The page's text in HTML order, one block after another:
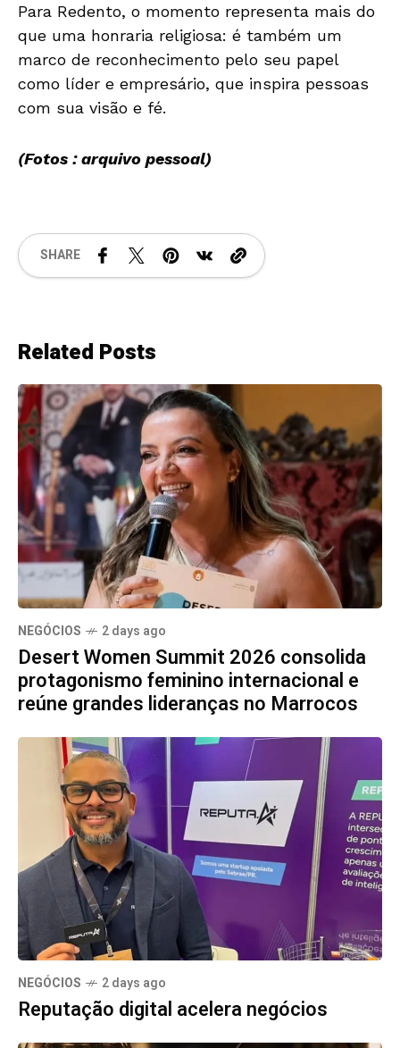
Para Redento, o momento representa mais do
que uma honraria religiosa: é também um
marco de reconhecimento pelo seu papel
como líder e empresário, que inspira pessoas
com sua visão e fé.
(Fotos : arquivo pessoal)
SHARE
Related Posts
NEGÓCIOS 2 days ago
Desert Women Summit 2026 consolida
protagonismo feminino internacional e
reúne grandes lideranças no Marrocos
NEGÓCIOS 2 days ago
Reputação digital acelera negócios